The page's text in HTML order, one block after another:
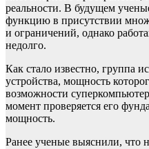
реальности. В будущем
функцию в присутствии
и ограничений, однако
недолго.
Как стало известно, группа
устройства, мощность
возможности
момент проверяется его
мощность.
Ранее ученые выяснили, что